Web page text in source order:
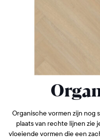
Organische vormen zijn nog
plaats van rechte lijnen zie
vloeiende vormen die een